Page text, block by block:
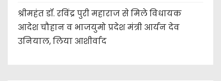
श्रीमहंत डॉ. रविंद्र पुरी महाराज से मिले विधायक
आदेश चौहान व भाजयुमो प्रदेश मंत्री आर्यन देव
उनियाल, लिया आशीर्वाद